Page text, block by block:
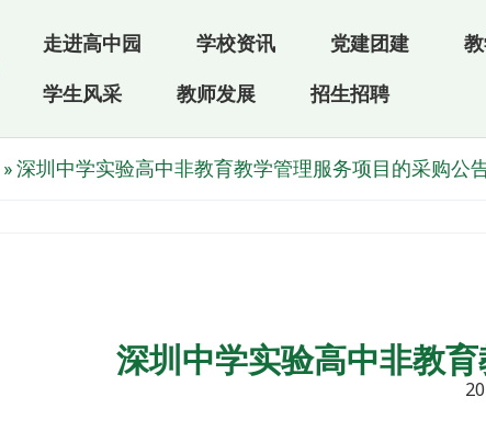
走进高中园 学校资讯 党建团建
学生风采 教师发展 招生招聘
»深圳中学实验高中非教育教学管理服务项目的采购公
深圳中学实验高中非教